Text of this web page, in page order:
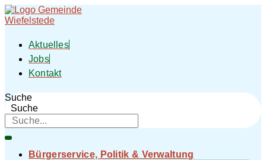
Zum
Inhalt
Aktuelles
Jobs
Kontakt
Suche
Suche
Bürgerservice, Politik & Verwaltung​